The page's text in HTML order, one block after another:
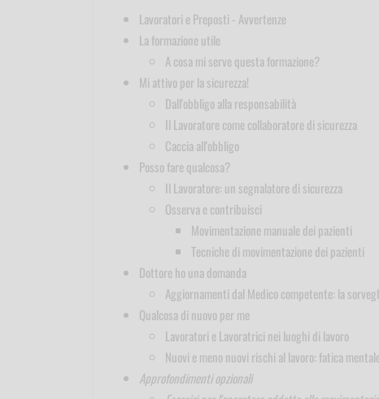
Lavoratori e Preposti - Avvertenze
La formazione utile
A cosa mi serve questa formazione?
Mi attivo per la sicurezza!
Dall'obbligo alla responsabilità
Il Lavoratore come collaboratore di sicurezza
Caccia all'obbligo
Posso fare qualcosa?
Il Lavoratore: un segnalatore di sicurezza
Osserva e contribuisci
Movimentazione manuale dei pazienti
Tecniche di movimentazione dei pazienti
Dottore ho una domanda
Aggiornamenti dal Medico competente: la
Qualcosa di nuovo per me
Lavoratori e Lavoratrici nei luoghi di lavoro
Nuovi e meno nuovi rischi al lavoro: fatica
Approfondimenti opzionali